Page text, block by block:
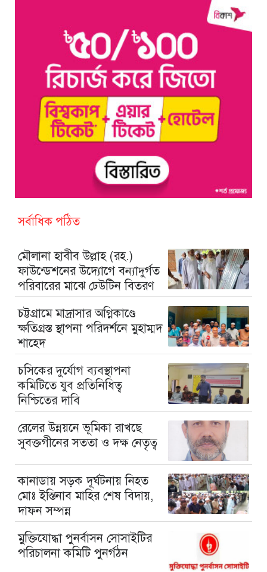
সর্বাধিক পঠিত
মৌলানা হাবীব উল্লাহ (রহ.)
ফাউন্ডেশনের উদ্যোগে বন্যাদুর্গত
পরিবারের মাঝে ঢেউটিন বিতরণ
চট্টগ্রামে মাদ্রাসার অগ্নিকাণ্ডে
ক্ষতিগ্রস্ত স্থাপনা পরিদর্শনে মুহাম্মদ
শাহেদ
চসিকের দুর্যোগ ব্যবস্থাপনা
কমিটিতে যুব প্রতিনিধিত্ব
নিশ্চিতের দাবি
রেলের উন্নয়নে ভূমিকা রাখছে
সুবক্তগীনের সততা ও দক্ষ নেতৃত্ব
কানাডায় সড়ক দূর্ঘটনায় নিহত
মোঃ ইস্তিনাব মাহির শেষ বিদায়,
দাফন সম্পন্ন
মুক্তিযোদ্ধা পুনর্বাসন সোসাইটির
পরিচালনা কমিটি পুনর্গঠন